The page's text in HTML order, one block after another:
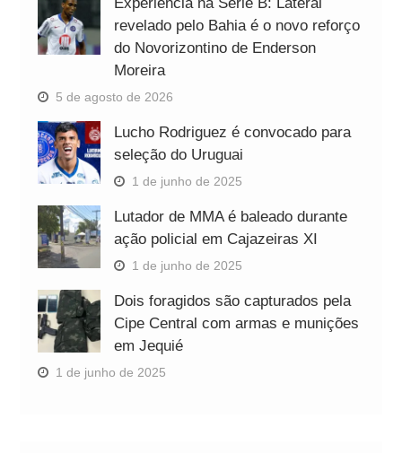
revelado pelo Bahia é o novo reforço
do Novorizontino de Enderson
Moreira
5 de agosto de 2026
Lucho Rodriguez é convocado para
seleção do Uruguai
1 de junho de 2025
Lutador de MMA é baleado durante
ação policial em Cajazeiras XI
1 de junho de 2025
Dois foragidos são capturados pela
Cipe Central com armas e munições
em Jequié
1 de junho de 2025